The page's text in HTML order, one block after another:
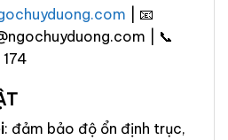
| 📧
| 📞
: đảm bảo độ ổn định trục,